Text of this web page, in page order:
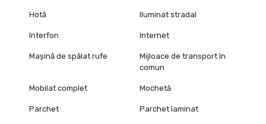
Hotă Iluminat stradal
Interfon Internet
Mașină de spălat rufe
Mijloace de transport în
comun
Mobilat complet Mochetă
Parchet Parchet laminat